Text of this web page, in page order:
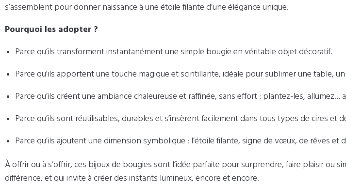
s’assemblent pour donner naissance à une étoile filante d’une élégance unique.
Pourquoi les adopter ?
Parce qu’ils transforment instantanément une simple bougie en véritable objet décoratif.
Parce qu’ils apportent une touche magique et scintillante, idéale pour sublimer une table,
Parce qu’ils créent une ambiance chaleureuse et raffinée, sans effort : plantez-les, allumez…
Parce qu’ils sont réutilisables, durables et s’insèrent facilement dans tous types de cires et
Parce qu’ils ajoutent une dimension symbolique : l’étoile filante, signe de vœux, de rêves et
À offrir ou à s’offrir, ces bijoux de bougies sont l’idée parfaite pour surprendre, faire plaisir
différence, et qui invite à créer des instants lumineux, encore et encore.